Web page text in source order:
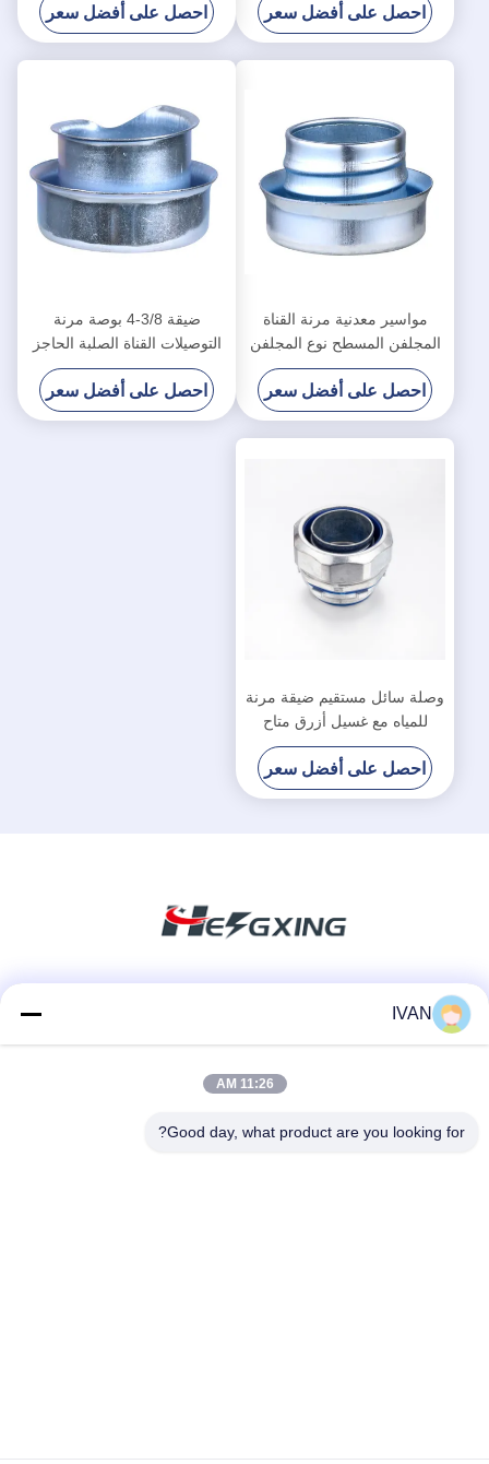
احصل على أفضل سعر احصل على أفضل سعر
مواسير معدنية مرنة القناة
المجلفن المسطح نوع المجلفن
السطح
احصل على أفضل سعر
ضيقة 3/8-4 بوصة مرنة
التوصيلات القناة الصلبة الحاجز
المقاوم للغبار
احصل على أفضل سعر
وصلة سائل مستقيم ضيقة مرنة
للمياه مع غسيل أزرق متاح
احصل على أفضل سعر
IVAN
11:26 AM
Good day, what product are you looking for?